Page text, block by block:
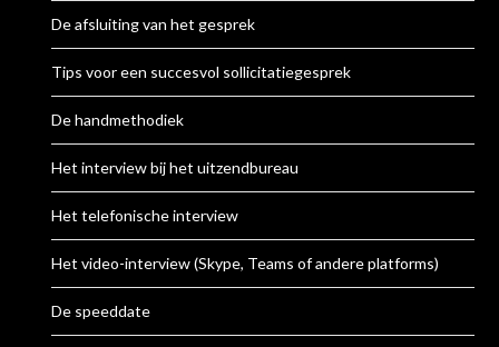
De afsluiting van het gesprek
Tips voor een succesvol sollicitatiegesprek
De handmethodiek
Het interview bij het uitzendbureau
Het telefonische interview
Het video-interview (Skype, Teams of andere platforms)
De speeddate